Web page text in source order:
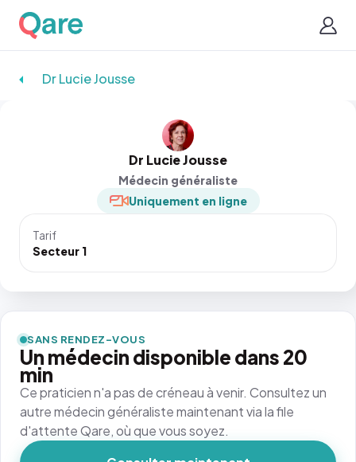
Dr Lucie Jousse
Dr Lucie Jousse
Médecin généraliste
Uniquement en ligne
Tarif
Secteur 1
SANS RENDEZ-VOUS
Un médecin disponible dans 20
min
Ce praticien n'a pas de créneau à venir. Consultez un
autre médecin généraliste maintenant via la file
d'attente Qare, où que vous soyez.